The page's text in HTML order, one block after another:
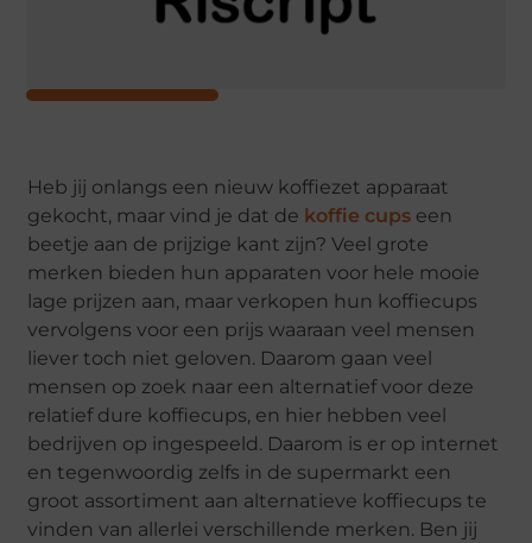
Heb jij onlangs een nieuw koffiezet apparaat
gekocht, maar vind je dat de koffie cups een
beetje aan de prijzige kant zijn? Veel grote
merken bieden hun apparaten voor hele mooie
lage prijzen aan, maar verkopen hun koffiecups
vervolgens voor een prijs waaraan veel mensen
liever toch niet geloven. Daarom gaan veel
mensen op zoek naar een alternatief voor deze
relatief dure koffiecups, en hier hebben veel
bedrijven op ingespeeld. Daarom is er op internet
en tegenwoordig zelfs in de supermarkt een
groot assortiment aan alternatieve koffiecups te
vinden van allerlei verschillende merken. Ben jij